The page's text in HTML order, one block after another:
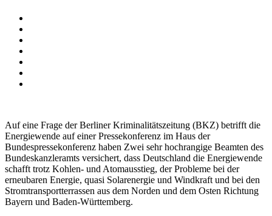
Auf eine Frage der Berliner Kriminalitätszeitung (BKZ) betrifft die
Energiewende auf einer Pressekonferenz im Haus der
Bundespressekonferenz haben Zwei sehr hochrangige Beamten des
Bundeskanzleramts versichert, dass Deutschland die Energiewende
schafft trotz Kohlen- und Atomausstieg, der Probleme bei der
erneubaren Energie, quasi Solarenergie und Windkraft und bei den
Stromtransportterrassen aus dem Norden und dem Osten Richtung
Bayern und Baden-Württemberg.